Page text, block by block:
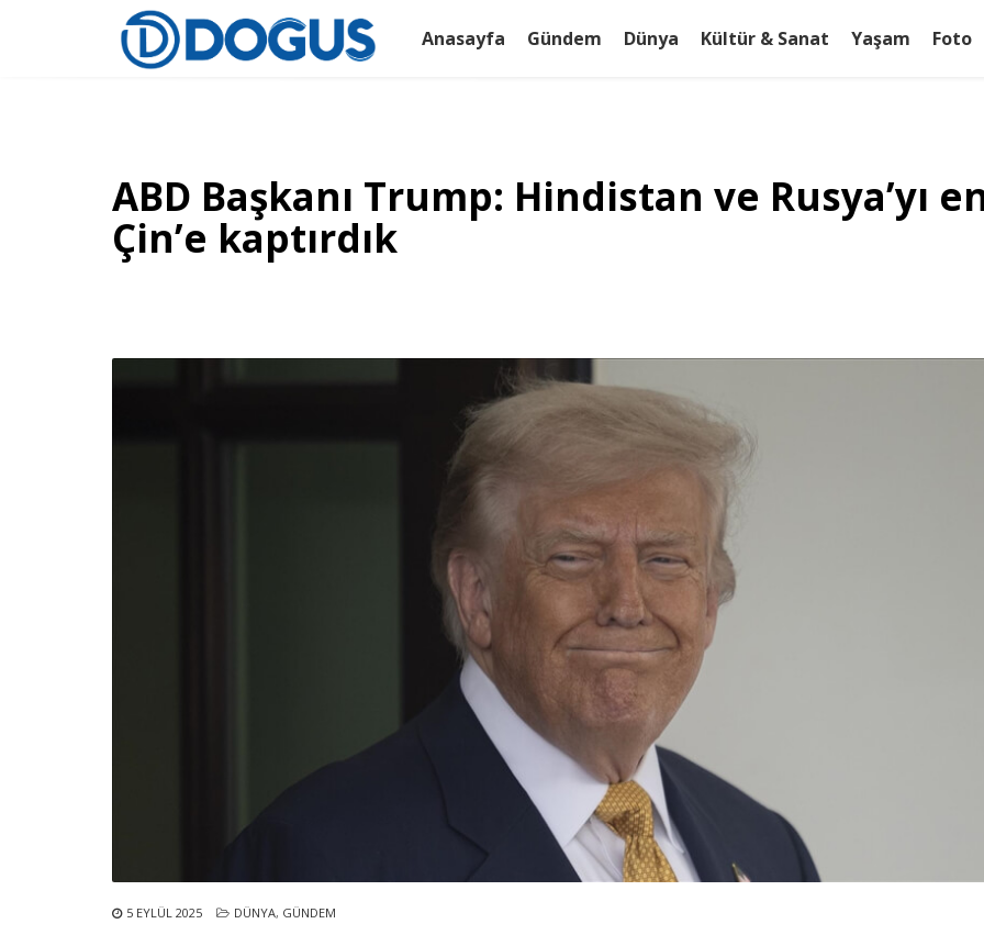
Anasayfa Gündem Dünya Kültür & Sanat Yaşam Foto
ABD Başkanı Trump: Hindistan ve Rusya’yı
Çin’e kaptırdık
5 EYLÜL 2025 DÜNYA, GÜNDEM